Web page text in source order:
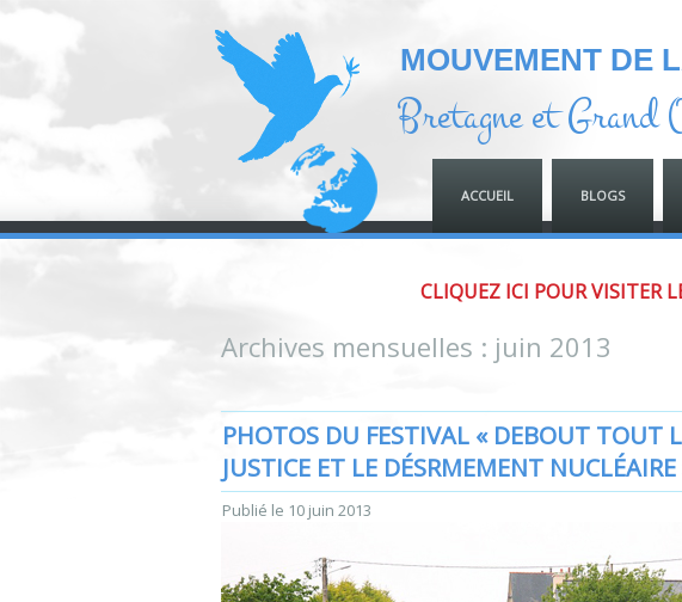
MOUVEMENT DE
Bretagne et Grand
ACCUEIL BLOGS
CLIQUEZ ICI POUR VISITER
Archives mensuelles : juin 2013
PHOTOS DU FESTIVAL « DEBOUT TOUT
JUSTICE ET LE DÉSRMEMENT NUCLÉAIRE
Publié le 10 juin 2013